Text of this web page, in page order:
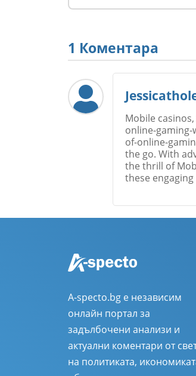
1 Коментара
Mobile
online-
of-online-
the go. With
the thrill of
these
Име*
A-specto.bg е независим
онлайн портал за
задълбочени анализи и
актуални коментари от
на политиката,